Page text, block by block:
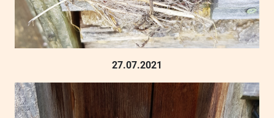
27.07.2021